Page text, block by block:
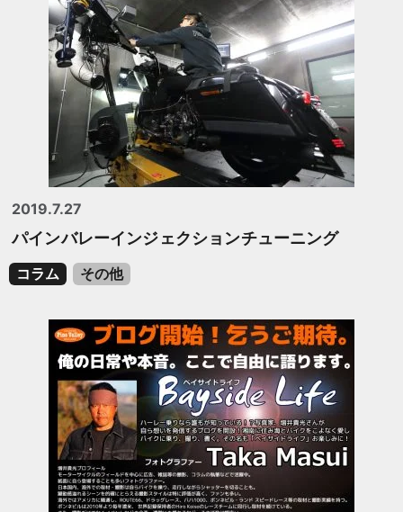
2019.7.27
パインバレーインジェクションチューニング
コラム その他